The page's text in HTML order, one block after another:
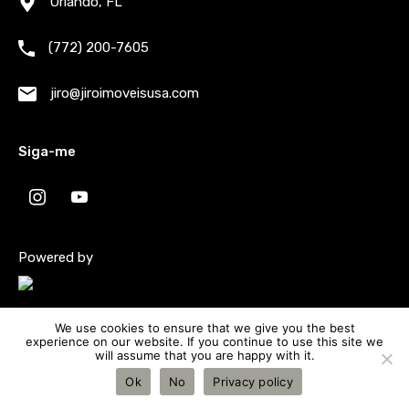
Faz parte da Área Metropolitana de Estatística
de Orlando-Kissimmee-Sanford, Flórida. Sua
Oportunidades em
(772) 200-7605
jiro@jiroimoveisusa.com
Siga-me
Powered by
We use cookies to ensure that we give you the best
experience on our website. If you continue to use this site we
will assume that you are happy with it.
Ok
No Privacy policy